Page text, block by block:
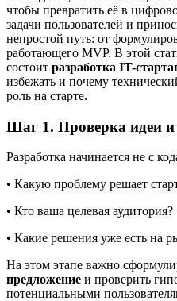
01 мая 2025
У каждого успешного стартапа
чтобы превратить её в
задачи пользователей и
непростой путь: от
работающего MVP. В этой
состоит
разработка IT-
избежать и почему
роль на старте.
Шаг 1. Проверка идеи и
Разработка начинается не с
• Какую проблему решает
• Кто ваша целевая аудитория?
• Какие решения уже есть на